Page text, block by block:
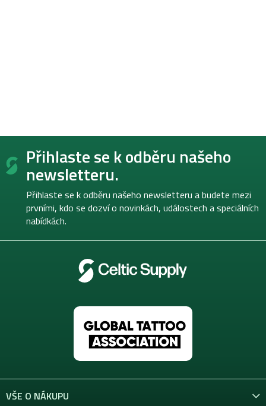
Z
Přihlaste se k odběru našeho
newsletteru.
Přihlaste se k odběru našeho newsletteru a budete mezi
prvními, kdo se dozví o novinkách, událostech a speciálních
nabídkách.
VŠE O NÁKUPU